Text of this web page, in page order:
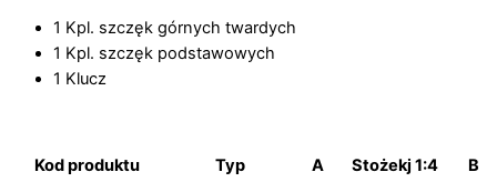
1 Kpl. szczęk górnych twardych
1 Kpl. szczęk podstawowych
1 Klucz
Kod produktu Typ A Stożekj 1:4
B